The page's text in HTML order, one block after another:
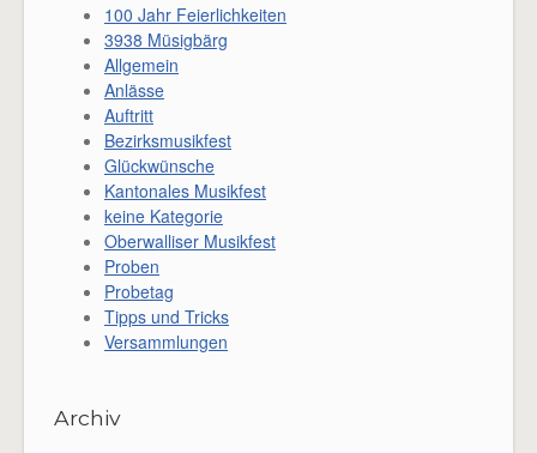
100 Jahr Feierlichkeiten
3938 Müsigbärg
Allgemein
Anlässe
Auftritt
Bezirksmusikfest
Glückwünsche
Kantonales Musikfest
keine Kategorie
Oberwalliser Musikfest
Proben
Probetag
Tipps und Tricks
Versammlungen
Archiv